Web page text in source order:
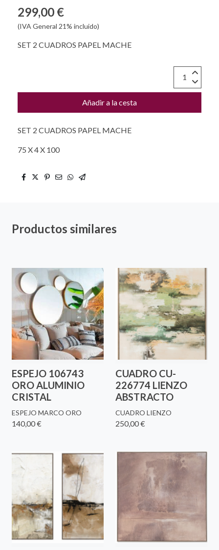
299,00 €
(IVA General 21% incluido)
SET 2 CUADROS PAPEL MACHE
Añadir a la cesta
SET 2 CUADROS PAPEL MACHE
75 X 4 X 100
Productos similares
ESPEJO 106743
ORO ALUMINIO
CRISTAL
ESPEJO MARCO ORO
140,00 €
CUADRO CU-
226774 LIENZO
ABSTRACTO
CUADRO LIENZO
250,00 €